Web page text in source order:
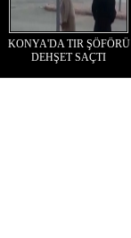
KONYA'DA TIR ŞÖFÖRÜ
DEHŞET SAÇTI